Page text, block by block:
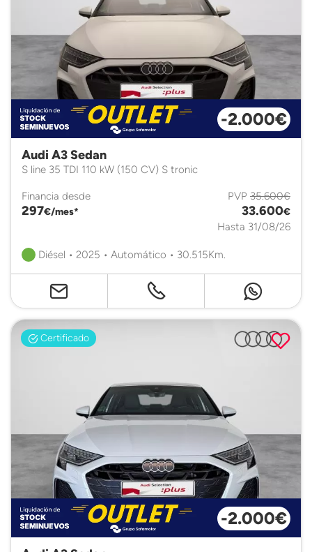
-2.000€
Audi A3 Sedan
S line 35 TDI 110 kW (150 CV) S tronic
Financia desde
297€/mes*
PVP 35.600€
33.600€
Hasta 31/08/26
Diésel • 2025 • Automático • 30.515Km.
Certificado
-2.000€